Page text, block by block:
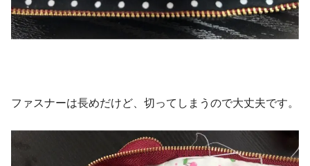
ファスナーは長めだけど、切ってしまうので大丈夫です。